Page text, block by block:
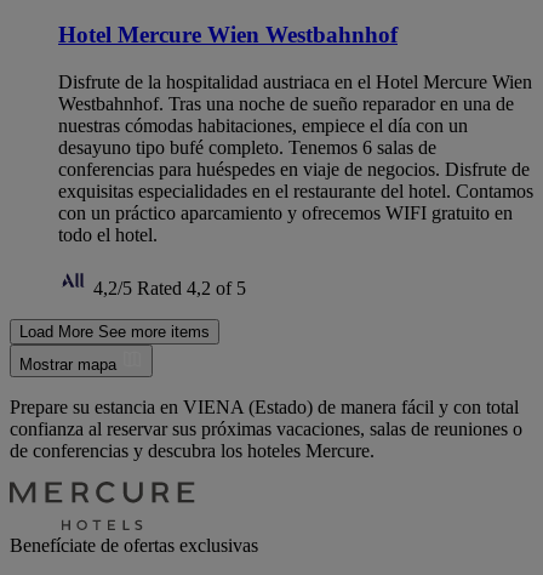
Hotel Mercure Wien Westbahnhof
Disfrute de la hospitalidad austriaca en el Hotel Mercure Wien
Westbahnhof. Tras una noche de sueño reparador en una de
nuestras cómodas habitaciones, empiece el día con un
desayuno tipo bufé completo. Tenemos 6 salas de
conferencias para huéspedes en viaje de negocios. Disfrute de
exquisitas especialidades en el restaurante del hotel. Contamos
con un práctico aparcamiento y ofrecemos WIFI gratuito en
todo el hotel.
4,2/5 Rated 4,2 of 5
Load More See more items
Mostrar mapa
Prepare su estancia en VIENA (Estado) de manera fácil y con total
confianza al reservar sus próximas vacaciones, salas de reuniones o
de conferencias y descubra los hoteles Mercure.
Benefíciate de ofertas exclusivas